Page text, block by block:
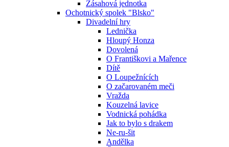
Zásahová jednotka
Ochotnický spolek "Blsko"
Divadelní hry
Lednička
Hloupý Honza
Dovolená
O Františkovi a Mařence
Dítě
O Loupežnících
O začarovaném meči
Vražda
Kouzelná lavice
Vodnická pohádka
Jak to bylo s drakem
Ne-ru-šit
Andělka